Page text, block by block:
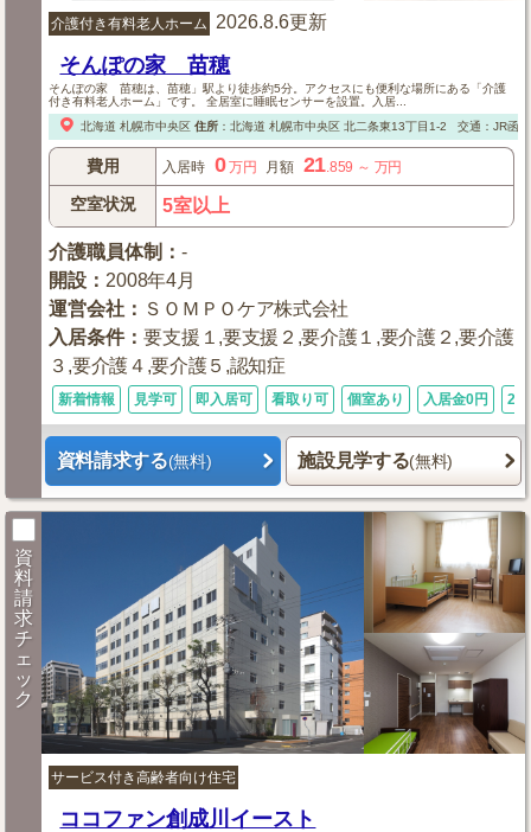
介護付き有料老人ホーム 2026.8.6更新
そんぽの家 苗穂
そんぽの家 苗穂は、苗穂」駅より徒歩約5分。アクセスにも便利な場所にある「介護
付き有料老人ホーム」です。 全居室に睡眠センサーを設置。入居...
北海道 札幌市中央区 住所： 北海道 札幌市中央区北二条東13丁目1-2 交通：JR函
費用 入居時 0万円 月額 21.859 ～ 万円
空室状況 5室以上
介護職員体制 ：-
開設 ： 2008年4月
運営会社 ： ＳＯＭＰＯケア株式会社
入居条件：要支援１,要支援２,要介護１,要介護２,要介護
３,要介護４,要介護５,認知症
新着情報 見学可 即入居可 看取り可 個室あり 入居金0円
資料請求する(無料) 施設見学する(無料)
資
料
請
求
チ
ェ
ッ
ク
サービス付き高齢者向け住宅
ココファン創成川イースト